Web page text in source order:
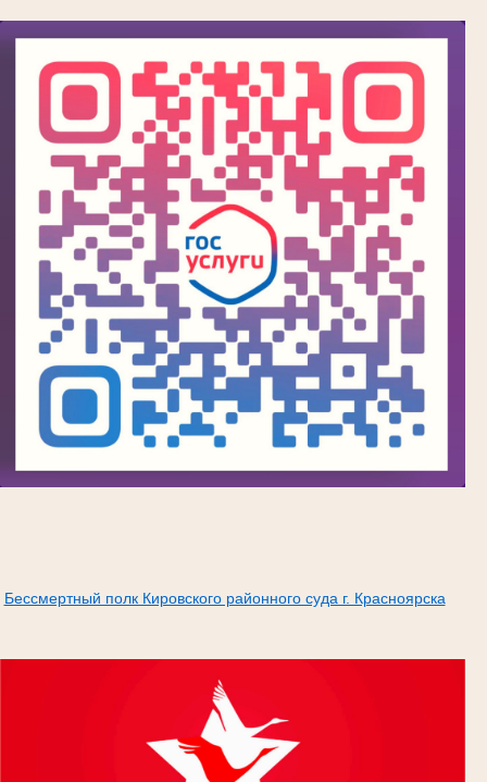
Бессмертный полк Кировского районного суда г. Красноярска